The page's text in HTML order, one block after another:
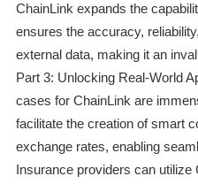
ChainLink expands the
ensures the accuracy,
external data, making it an
Part 3: Unlocking Real-World
cases for ChainLink are
facilitate the creation of smart
exchange rates, enabling
Insurance providers can utilize